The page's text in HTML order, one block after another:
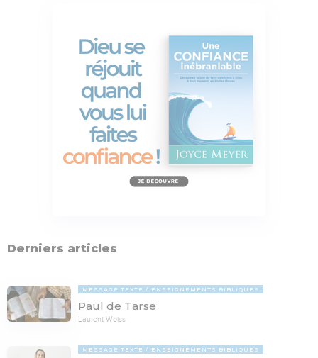
Derniers articles
MESSAGE TEXTE ENSEIGNEMENTS BIBLIQUES
Paul de Tarse
Laurent Weiss
MESSAGE TEXTE ENSEIGNEMENTS BIBLIQUES